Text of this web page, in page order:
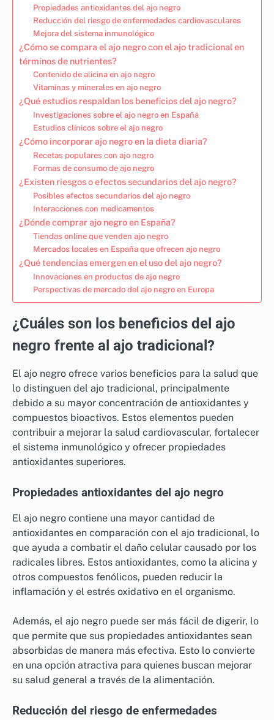
Propiedades antioxidantes del ajo negro
Reducción del riesgo de enfermedades cardiovasculares
Mejora del sistema inmunológico
¿Cómo se compara el ajo negro con el ajo tradicional en
términos de nutrientes?
Contenido de alicina en ajo negro
Vitaminas y minerales en ajo negro
¿Qué estudios respaldan los beneficios del ajo negro?
Investigaciones sobre el ajo negro en España
Estudios clínicos sobre el ajo negro
¿Cómo incorporar ajo negro en la dieta diaria?
Recetas populares con ajo negro
Formas de consumo de ajo negro
¿Existen riesgos o efectos secundarios del ajo negro?
Posibles efectos secundarios del ajo negro
Interacciones con medicamentos
¿Dónde comprar ajo negro en España?
Tiendas online que venden ajo negro
Mercados locales en España que ofrecen ajo negro
¿Qué tendencias emergen en el uso del ajo negro?
Innovaciones en productos de ajo negro
Perspectivas de mercado del ajo negro en Europa
¿Cuáles son los beneficios del ajo
negro frente al ajo tradicional?
El ajo negro ofrece varios beneficios para la salud que
lo distinguen del ajo tradicional, principalmente
debido a su mayor concentración de antioxidantes y
compuestos bioactivos. Estos elementos pueden
contribuir a mejorar la salud cardiovascular, fortalecer
el sistema inmunológico y ofrecer propiedades
antioxidantes superiores.
Propiedades antioxidantes del ajo negro
El ajo negro contiene una mayor cantidad de
antioxidantes en comparación con el ajo tradicional, lo
que ayuda a combatir el daño celular causado por los
radicales libres. Estos antioxidantes, como la alicina y
otros compuestos fenólicos, pueden reducir la
inflamación y el estrés oxidativo en el organismo.
Además, el ajo negro puede ser más fácil de digerir, lo
que permite que sus propiedades antioxidantes sean
absorbidas de manera más efectiva. Esto lo convierte
en una opción atractiva para quienes buscan mejorar
su salud general a través de la alimentación.
Reducción del riesgo de enfermedades